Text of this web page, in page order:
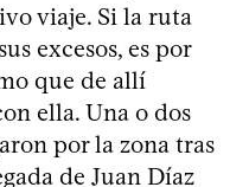
viaje. Si la ruta
excesos, es por
que de allí
ella. Una o dos
por la zona tras
de Juan Díaz